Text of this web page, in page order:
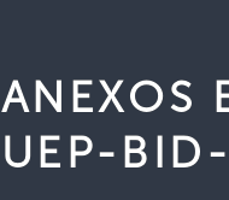
ANEXOS
UEP-